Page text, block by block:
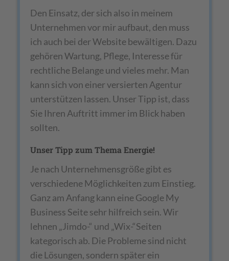
Den Einsatz, der sich also in meinem
Unternehmen vor mir aufbaut, den muss
ich auch bei der Website bewältigen. Dazu
gehören Wartung, Pflege, Interesse für
rechtliche Belange und vieles mehr. Man
kann sich von einer versierten Agentur
unterstützen lassen. Unser Tipp ist, dass
Sie Ihren Auftritt immer im Blick haben
sollten.
Unser Tipp zum Thema Energie!
Je nach Unternehmensgröße gibt es
verschiedene Möglichkeiten zum Einstieg.
Ganz am Anfang kann eine Google My
Business Seite sehr hilfreich sein. Wir
lehnen „Jimdo-“ und „Wix-“Seiten
kategorisch ab. Die Probleme sind nicht
die Lösungen, sondern später ein